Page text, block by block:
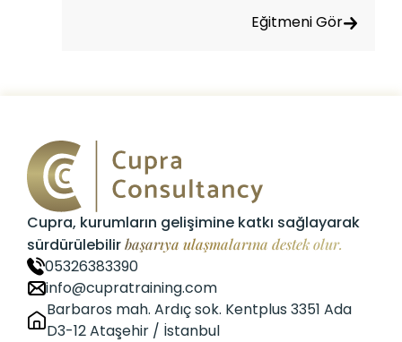
Eğitmeni Gör
Cupra, kurumların gelişimine katkı sağlayarak
sürdürülebilirbaşarıya ulaşmalarına destek olur.
05326383390
info@cupratraining.com
Barbaros mah. Ardıç sok. Kentplus 3351 Ada
D3-12 Ataşehir / İstanbul